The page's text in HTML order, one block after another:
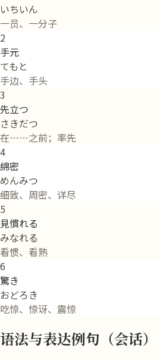
いちいん
一员、一分子
2
手元
てもと
手边、手头
3
先立つ
さきだつ
在……之前；率先
4
綿密
めんみつ
细致、周密、详尽
5
見慣れる
みなれる
看惯、看熟
6
驚き
おどろき
吃惊、惊讶、震惊
语法与表达例句（会话）